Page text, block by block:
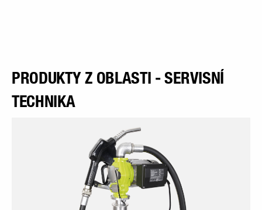
PRODUKTY Z OBLASTI - SERVISNÍ
TECHNIKA